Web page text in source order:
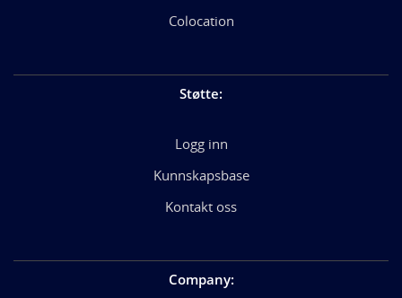
Colocation
Støtte:
Logg inn
Kunnskapsbase
Kontakt oss
Company: